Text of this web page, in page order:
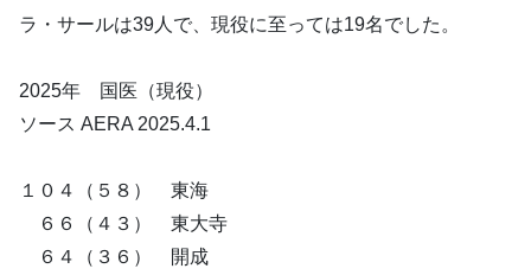
ラ・サールは39人で、現役に至っては19名でした。
2025年 国医（現役）
ソース AERA 2025.4.1
１０４（５８） 東海
６６（４３） 東大寺
６４（３６） 開成